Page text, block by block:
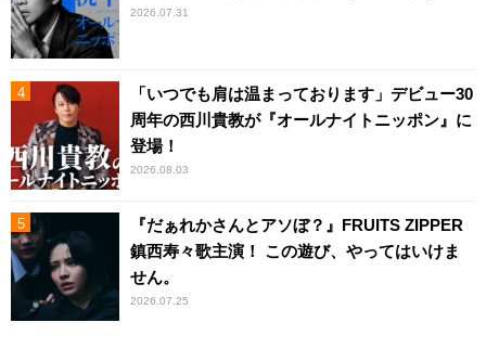
2026.07.31
「いつでも肩は温まっております」デビュー30
周年の西川貴教が『オールナイトニッポン』に
登場！
2026.08.03
『だぁれかさんとアソぼ？』FRUITS ZIPPER
鎮西寿々歌主演！ この遊び、やってはいけま
せん。
2026.07.25